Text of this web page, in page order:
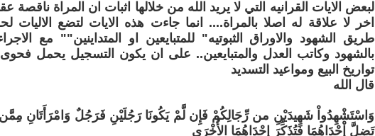
لبعض الايات القرانيه التي لا يريد الله من خلالها اثبات ان المراة ناقصة
اخر لا علاقة له اصلا بالمراة.... انما جاءت هذه الايات لتضع
طريق الشهود والاوراق الثبوتيه" للمتبايعين او المتداينين"" مع
بالشهود وكاتب العدل والمتبايعين.. على ان يكون التسجيل يحمل فحوى
تواريخ البيع ومواعيد التسديد
قال الله
وَاسْتَشْهِدُواْ شَهِيدَيْنِ من رِّجَالِكُمْ فَإِن لَّمْ يَكُونَا رَجُلَيْنِ فَرَجُلٌ وَامْرَأَتَانِ
تَضِلَّ إْحْدَاهُمَا فَتُذَكِّرَ إِحْدَاهُمَا الأُخْرَى